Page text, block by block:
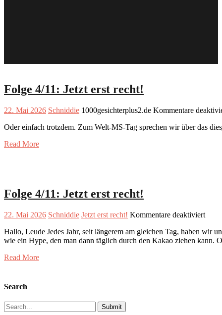
Folge 4/11: Jetzt erst recht!
22. Mai 2026 Schniddie 1000gesichterplus2.de Kommentare
Oder einfach trotzdem. Zum Welt-MS-Tag sprechen wir über das
Read More
Folge 4/11: Jetzt erst recht!
22. Mai 2026 Schniddie Jetzt erst recht! Kommentare deaktiviertfür
4/11:
Jetzt
Hallo, Leude Jedes Jahr, seit längerem am gleichen Tag, haben wir
wie ein Hype, den man dann täglich durch den Kakao ziehen kann.
Read More
Search
Search